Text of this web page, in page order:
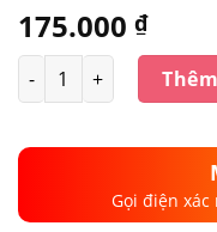
175.000 ₫
Số lượng
Gọi điện